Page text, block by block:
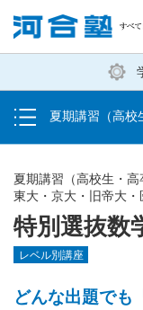
塾生の方
夏期講習（高校
受講料・お申し込み
受講開始までの流れ
校舎・教室一覧
特別選抜数
夏期講習（高校生・高
東大・京大・旧帝大
レベル別講座
どんな出題でも